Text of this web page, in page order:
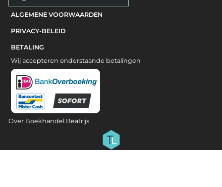
ALGEMENE VOORWAARDEN
PRIVACY-BELEID
BETALING
Wij accepteren onderstaande betalingen
Over Boekhandel Beatrijs